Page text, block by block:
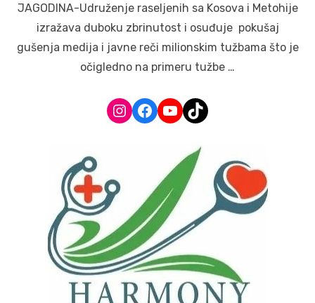
JAGODINA-Udruženje raseljenih sa Kosova i Metohije
izražava duboku zbrinutost i osuđuje pokušaj
gušenja medija i javne reči milionskim tužbama što je
očigledno na primeru tužbe …
Instagram
Facebook
YouTube
TikTok